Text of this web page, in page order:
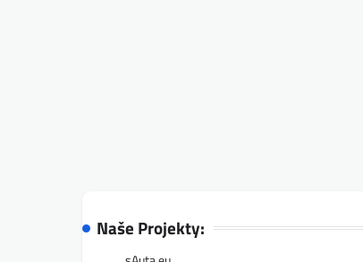
Naše Projekty: